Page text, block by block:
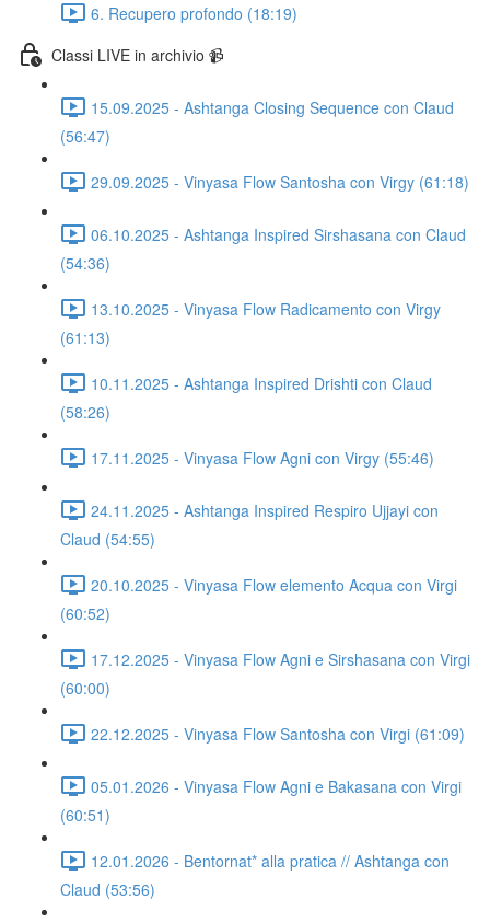
6. Recupero profondo (18:19)
Classi LIVE in archivio 📹
15.09.2025 - Ashtanga Closing Sequence con Claud
(56:47)
29.09.2025 - Vinyasa Flow Santosha con Virgy (61:18)
06.10.2025 - Ashtanga Inspired Sirshasana con Claud
(54:36)
13.10.2025 - Vinyasa Flow Radicamento con Virgy
(61:13)
10.11.2025 - Ashtanga Inspired Drishti con Claud
(58:26)
17.11.2025 - Vinyasa Flow Agni con Virgy (55:46)
24.11.2025 - Ashtanga Inspired Respiro Ujjayi con
Claud (54:55)
20.10.2025 - Vinyasa Flow elemento Acqua con Virgi
(60:52)
17.12.2025 - Vinyasa Flow Agni e Sirshasana con Virgi
(60:00)
22.12.2025 - Vinyasa Flow Santosha con Virgi (61:09)
05.01.2026 - Vinyasa Flow Agni e Bakasana con Virgi
(60:51)
12.01.2026 - Bentornat* alla pratica // Ashtanga con
Claud (53:56)